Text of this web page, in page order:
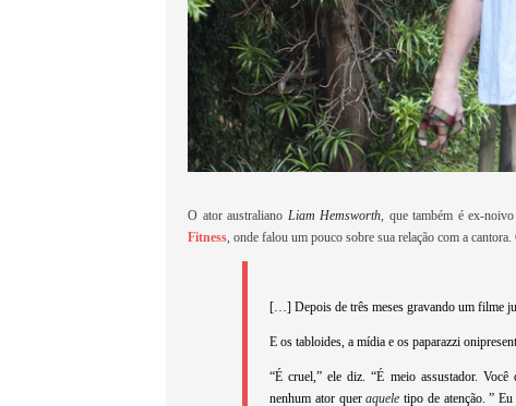
O ator australiano Liam Hemsworth , que também é ex-
Fitness , onde falou um pouco sobre sua relação com a
[…] Depois de três meses gravando um filme
E os tabloides, a mídia e os paparazzi
“É cruel,” ele diz. “É meio assustador.
nenhum ator queraquele tipo de atenção. ”